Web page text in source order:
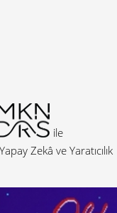
Yapay Zekâ ve Yaratıcılık